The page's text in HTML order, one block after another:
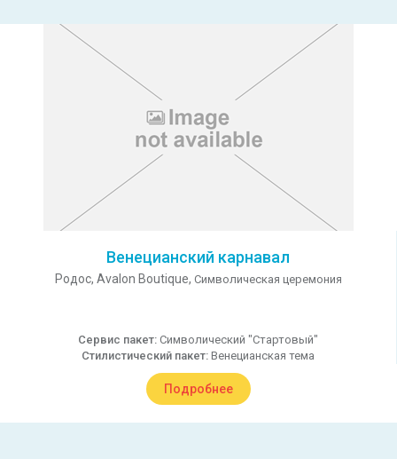
Венецианский карнавал
Родос, Avalon Boutique, Символическая церемония
Сервис пакет: Символический "Стартовый"
Стилистический пакет: Венецианская тема
Подробнее